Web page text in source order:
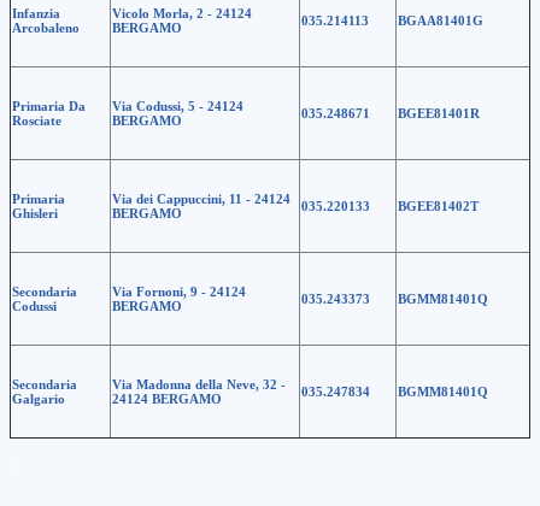
Infanzia
Arcobaleno
Vicolo Morla, 2 - 24124
BERGAMO
035.214113 BGAA81401G
Primaria Da
Rosciate
Via Codussi, 5 - 24124
BERGAMO
035.248671 BGEE81401R
Primaria
Ghisleri
Via dei Cappuccini, 11 - 24124
BERGAMO
035.220133 BGEE81402T
Secondaria
Codussi
Via Fornoni, 9 - 24124
BERGAMO
035.243373 BGMM81401Q
Secondaria
Galgario
Via Madonna della Neve, 32 -
24124 BERGAMO
035.247834 BGMM81401Q